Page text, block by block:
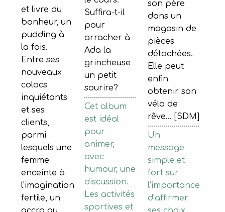
et livre du
bonheur, un
pudding à
la fois.
Entre ses
nouveaux
colocs
inquiétants
et ses
clients,
parmi
lesquels une
femme
enceinte à
l'imagination
fertile, un
Suffira-t-il
pour
arracher à
Ada la
grincheuse
un petit
sourire?
Cet album
est idéal
pour
animer,
avec
humour, une
discussion.
Les activités
sportives et
son père
dans un
magasin de
pièces
détachées.
Elle peut
enfin
obtenir son
vélo de
rêve... [SDM]
Un
message
simple et
fort sur
l’importance
d’affirmer